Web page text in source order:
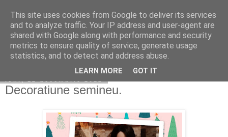
Copilarim
Decoratiune semineu.
This site uses cookies from Google to deliver its services
and to analyze traffic. Your IP address and user-agent are
shared with Google along with performance and security
metrics to ensure quality of service, generate usage
statistics, and to detect and address abuse.
LEARN MORE GOT IT